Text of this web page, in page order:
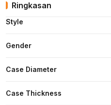
Ringkasan
Style
Gender
Case Diameter
Case Thickness